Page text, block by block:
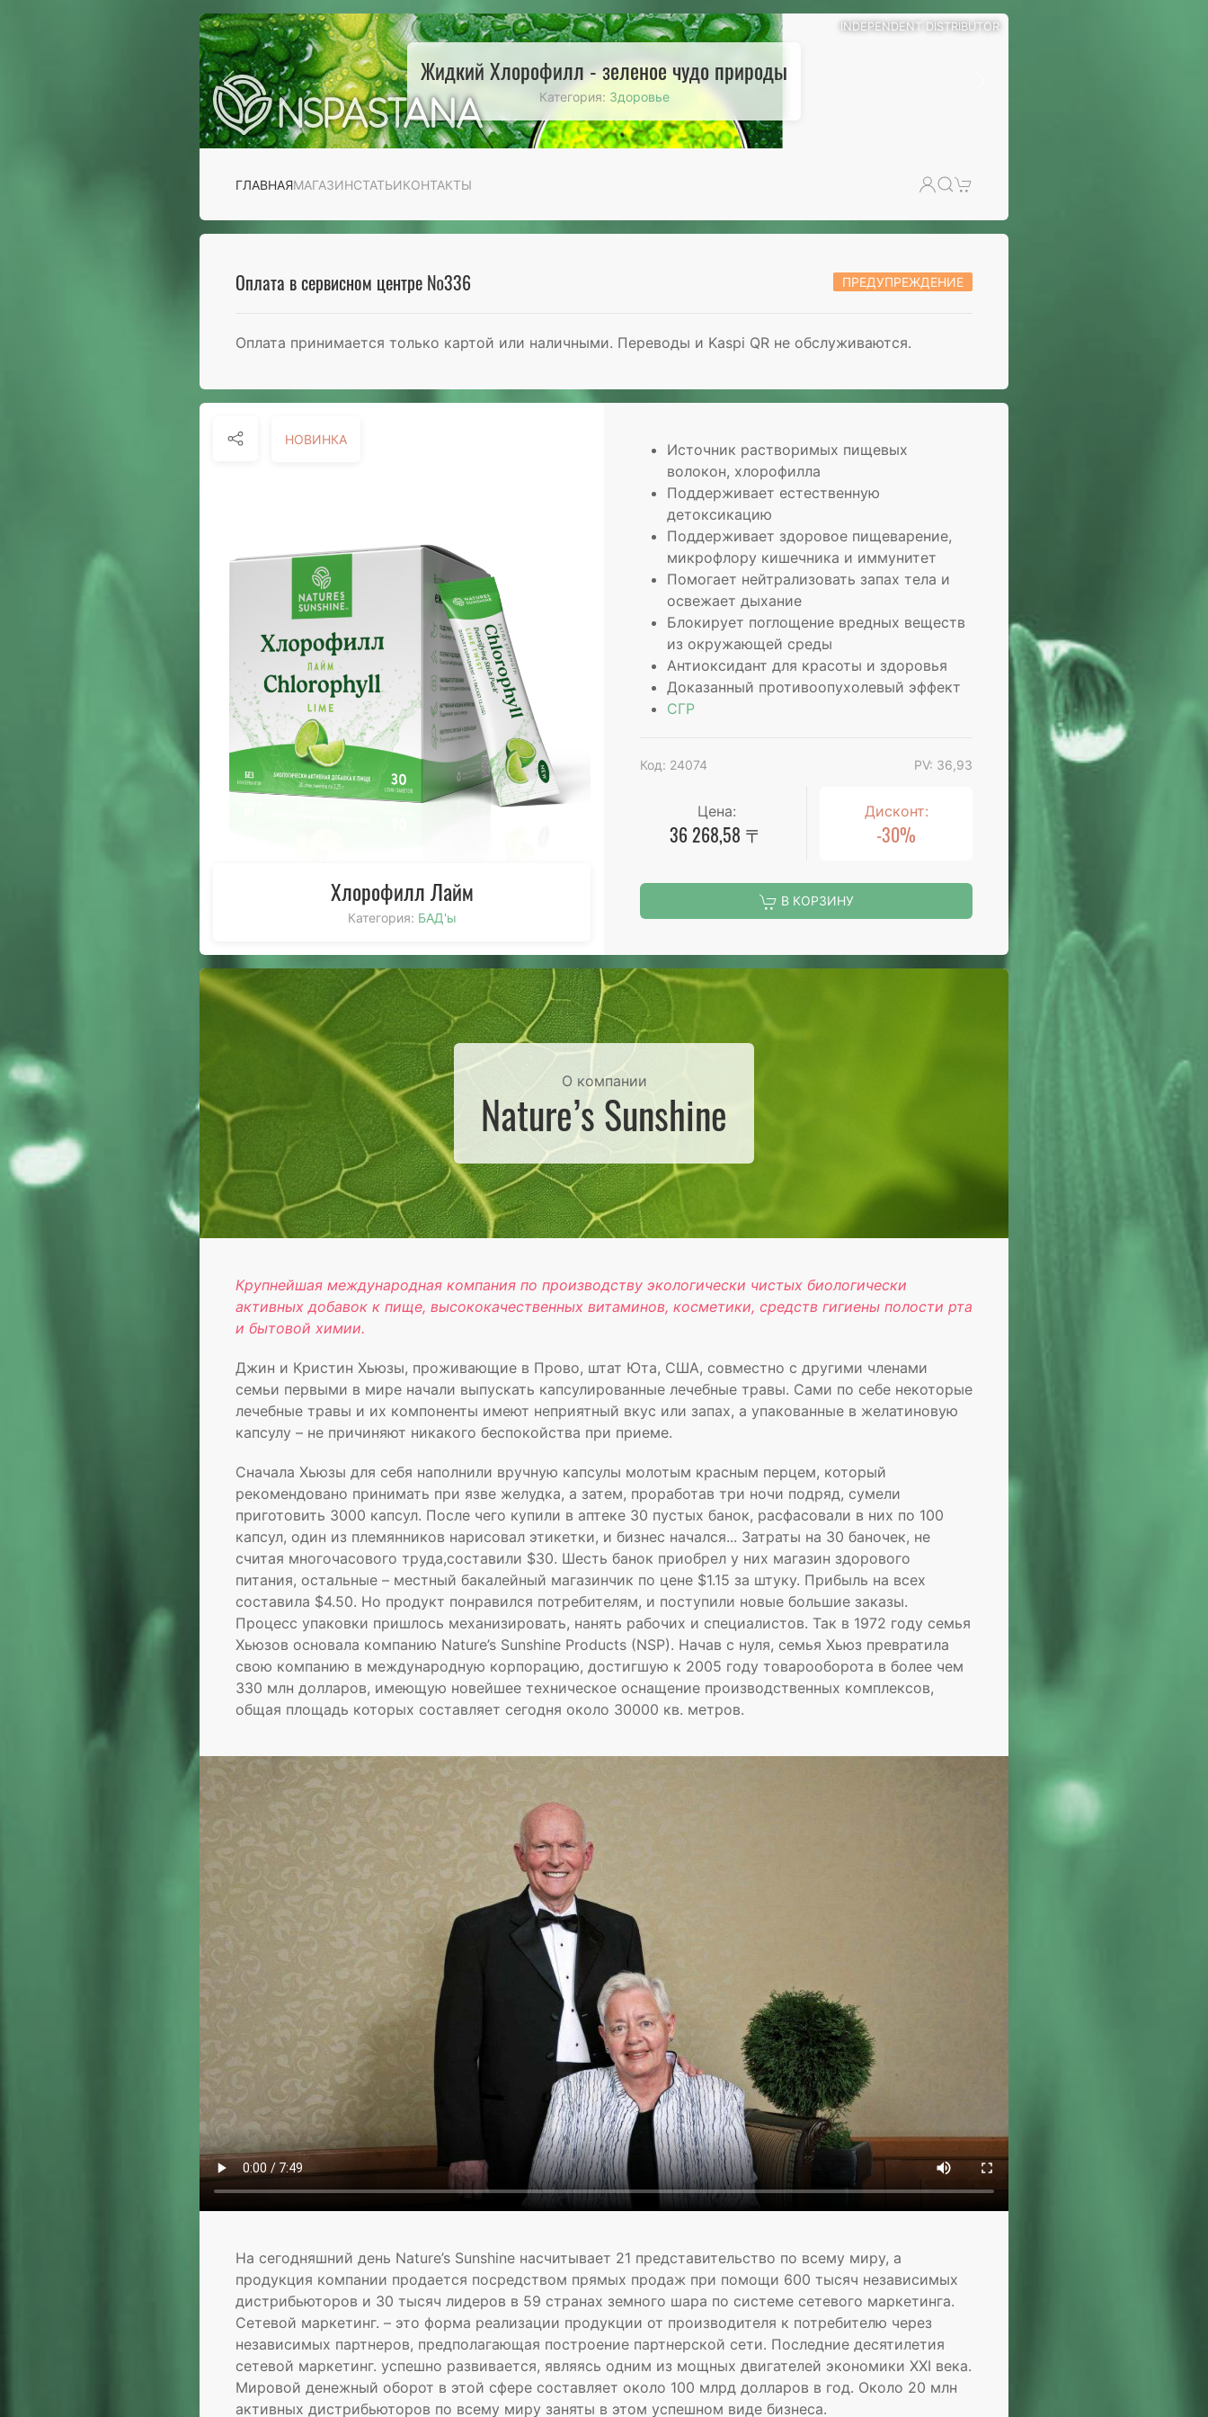
Жидкий Хлорофилл - зеленое чудо природы
Категория: Здоровье
INDEPENDENT DISTRIBUTOR
ГЛАВНАЯМАГАЗИНСТАТЬИКОНТАКТЫ
Оплата в сервисном центре №336 ПРЕДУПРЕЖДЕНИЕ
Оплата принимается только картой или наличными. Переводы и Kaspi QR не обслуживаются.
Хлорофилл Лайм
Категория: БАД'ы
НОВИНКА
Источник растворимых пищевых
волокон, хлорофилла
Поддерживает естественную
детоксикацию
Поддерживает здоровое пищеварение,
микрофлору кишечника и иммунитет
Помогает нейтрализовать запах тела и
освежает дыхание
Блокирует поглощение вредных веществ
из окружающей среды
Антиоксидант для красоты и здоровья
Доказанный противоопухолевый эффект
СГР
Код: 24074 PV: 36,93
Цена:
36 268,58 〒
Дисконт:
-30%
В КОРЗИНУ
О компании
Nature’s Sunshine
Крупнейшая международная компания по производству экологически чистых биологически
активных добавок к пище, высококачественных витаминов, косметики, средств гигиены полости рта
и бытовой химии.
Джин и Кристин Хьюзы, проживающие в Прово, штат Юта, США, совместно с другими членами
семьи первыми в мире начали выпускать капсулированные лечебные травы. Сами по себе некоторые
лечебные травы и их компоненты имеют неприятный вкус или запах, а упакованные в желатиновую
капсулу – не причиняют никакого беспокойства при приеме.
Сначала Хьюзы для себя наполнили вручную капсулы молотым красным перцем, который
рекомендовано принимать при язве желудка, а затем, проработав три ночи подряд, сумели
приготовить 3000 капсул. После чего купили в аптеке 30 пустых банок, расфасовали в них по 100
капсул, один из племянников нарисовал этикетки, и бизнес начался... Затраты на 30 баночек, не
считая многочасового труда,составили $30. Шесть банок приобрел у них магазин здорового
питания, остальные – местный бакалейный магазинчик по цене $1.15 за штуку. Прибыль на всех
составила $4.50. Но продукт понравился потребителям, и поступили новые большие заказы.
Процесс упаковки пришлось механизировать, нанять рабочих и специалистов. Так в 1972 году семья
Хьюзов основала компанию Nature’s Sunshine Products (NSP). Начав с нуля, семья Хьюз превратила
свою компанию в международную корпорацию, достигшую к 2005 году товарооборота в более чем
330 млн долларов, имеющую новейшее техническое оснащение производственных комплексов,
общая площадь которых составляет сегодня около 30000 кв. метров.
На сегодняшний день Nature’s Sunshine насчитывает 21 представительство по всему миру, а
продукция компании продается посредством прямых продаж при помощи 600 тысяч независимых
дистрибьюторов и 30 тысяч лидеров в 59 странах земного шара по системе сетевого маркетинга.
Сетевой маркетинг. – это форма реализации продукции от производителя к потребителю через
независимых партнеров, предполагающая построение партнерской сети. Последние десятилетия
сетевой маркетинг. успешно развивается, являясь одним из мощных двигателей экономики XXI века.
Мировой денежный оборот в этой сфере составляет около 100 млрд долларов в год. Около 20 млн
активных дистрибьюторов по всему миру заняты в этом успешном виде бизнеса.